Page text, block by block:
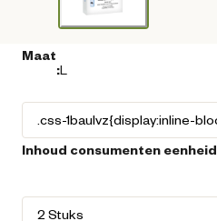
Maat
:L
Inhoud consumenten eenheid